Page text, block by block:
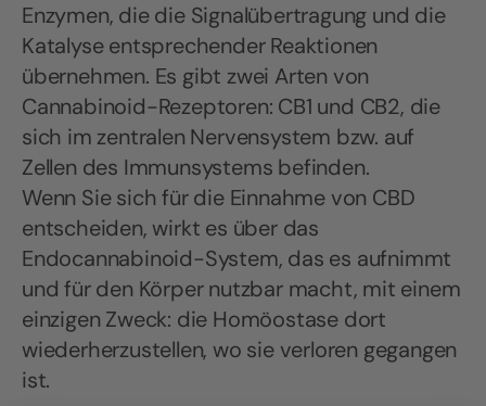
Enzymen, die die Signalübertragung und die
Katalyse entsprechender Reaktionen
übernehmen. Es gibt zwei Arten von
Cannabinoid-Rezeptoren: CB1 und CB2, die
sich im zentralen Nervensystem bzw. auf
Zellen des Immunsystems befinden.
Wenn Sie sich für die Einnahme von CBD
entscheiden, wirkt es über das
Endocannabinoid-System, das es aufnimmt
und für den Körper nutzbar macht, mit einem
einzigen Zweck: die Homöostase dort
wiederherzustellen, wo sie verloren gegangen
ist.